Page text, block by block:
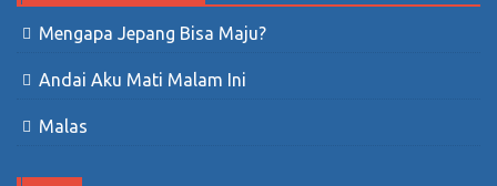
Mengapa Jepang Bisa Maju?
Andai Aku Mati Malam Ini
Malas